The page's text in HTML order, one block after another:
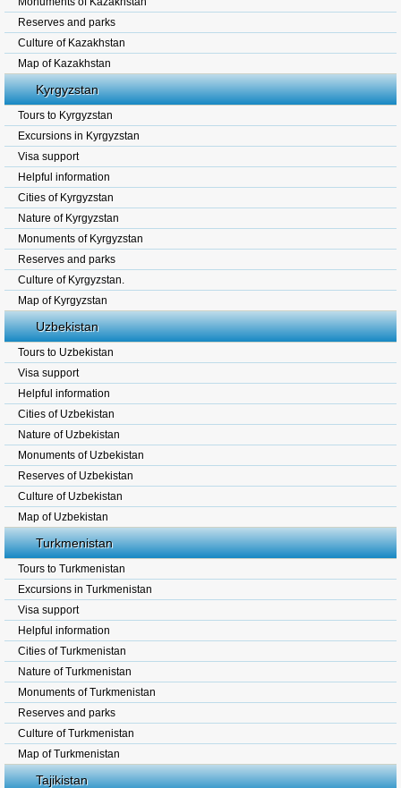
Reserves and parks
Culture of Kazakhstan
Map of Kazakhstan
Kyrgyzstan
Tours to Kyrgyzstan
Excursions in Kyrgyzstan
Visa support
Helpful information
Cities of Kyrgyzstan
Nature of Kyrgyzstan
Monuments of Kyrgyzstan
Reserves and parks
Culture of Kyrgyzstan.
Map of Kyrgyzstan
Uzbekistan
Tours to Uzbekistan
Visa support
Helpful information
Cities of Uzbekistan
Nature of Uzbekistan
Monuments of Uzbekistan
Reserves of Uzbekistan
Culture of Uzbekistan
Map of Uzbekistan
Turkmenistan
Tours to Turkmenistan
Excursions in Turkmenistan
Visa support
Helpful information
Cities of Turkmenistan
Nature of Turkmenistan
Monuments of Turkmenistan
Reserves and parks
Culture of Turkmenistan
Map of Turkmenistan
Tajikistan